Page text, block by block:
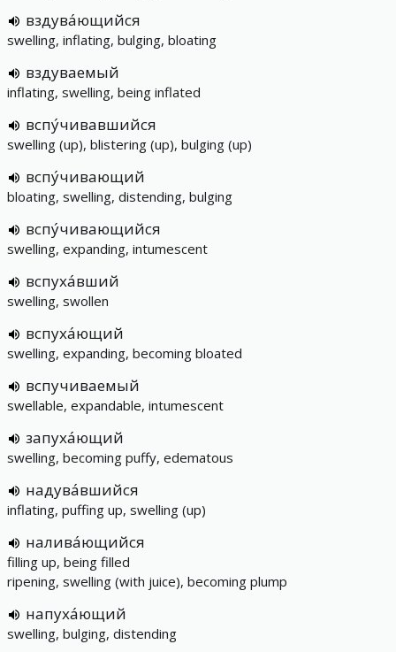
вздува́ющийся
swelling, inflating, bulging, bloating
вздуваемый
inflating, swelling, being inflated
вспу́чивавшийся
swelling (up), blistering (up), bulging (up)
вспу́чивающий
bloating, swelling, distending, bulging
вспу́чивающийся
swelling, expanding, intumescent
вспуха́вший
swelling, swollen
вспуха́ющий
swelling, expanding, becoming bloated
вспучиваемый
swellable, expandable, intumescent
запуха́ющий
swelling, becoming puffy, edematous
надува́вшийся
inflating, puffing up, swelling (up)
налива́ющийся
filling up, being filled
ripening, swelling (with juice), becoming plump
напуха́ющий
swelling, bulging, distending